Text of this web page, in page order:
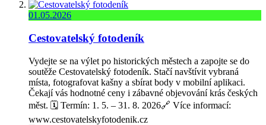
01.05.2026
Cestovatelský fotodeník
Vydejte se na výlet po historických městech a zapojte se do
soutěže Cestovatelský fotodeník. Stačí navštívit vybraná
místa, fotografovat kašny a sbírat body v mobilní aplikaci.
Čekají vás hodnotné ceny i zábavné objevování krás českých
měst. 🗓️ Termín: 1. 5. – 31. 8. 2026🔗 Více informací:
www.cestovatelskyfotodenik.cz